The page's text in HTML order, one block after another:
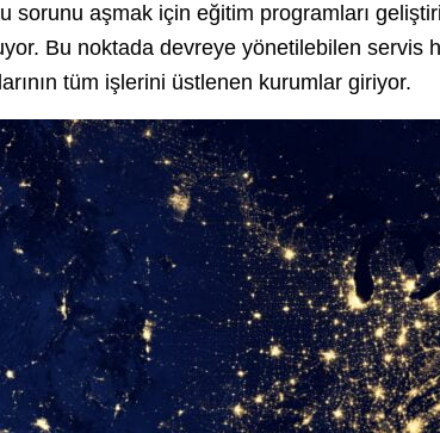
sorunu aşmak için eğitim programları
Bu noktada devreye yönetilebilen servis
tüm işlerini üstlenen kurumlar giriyor.